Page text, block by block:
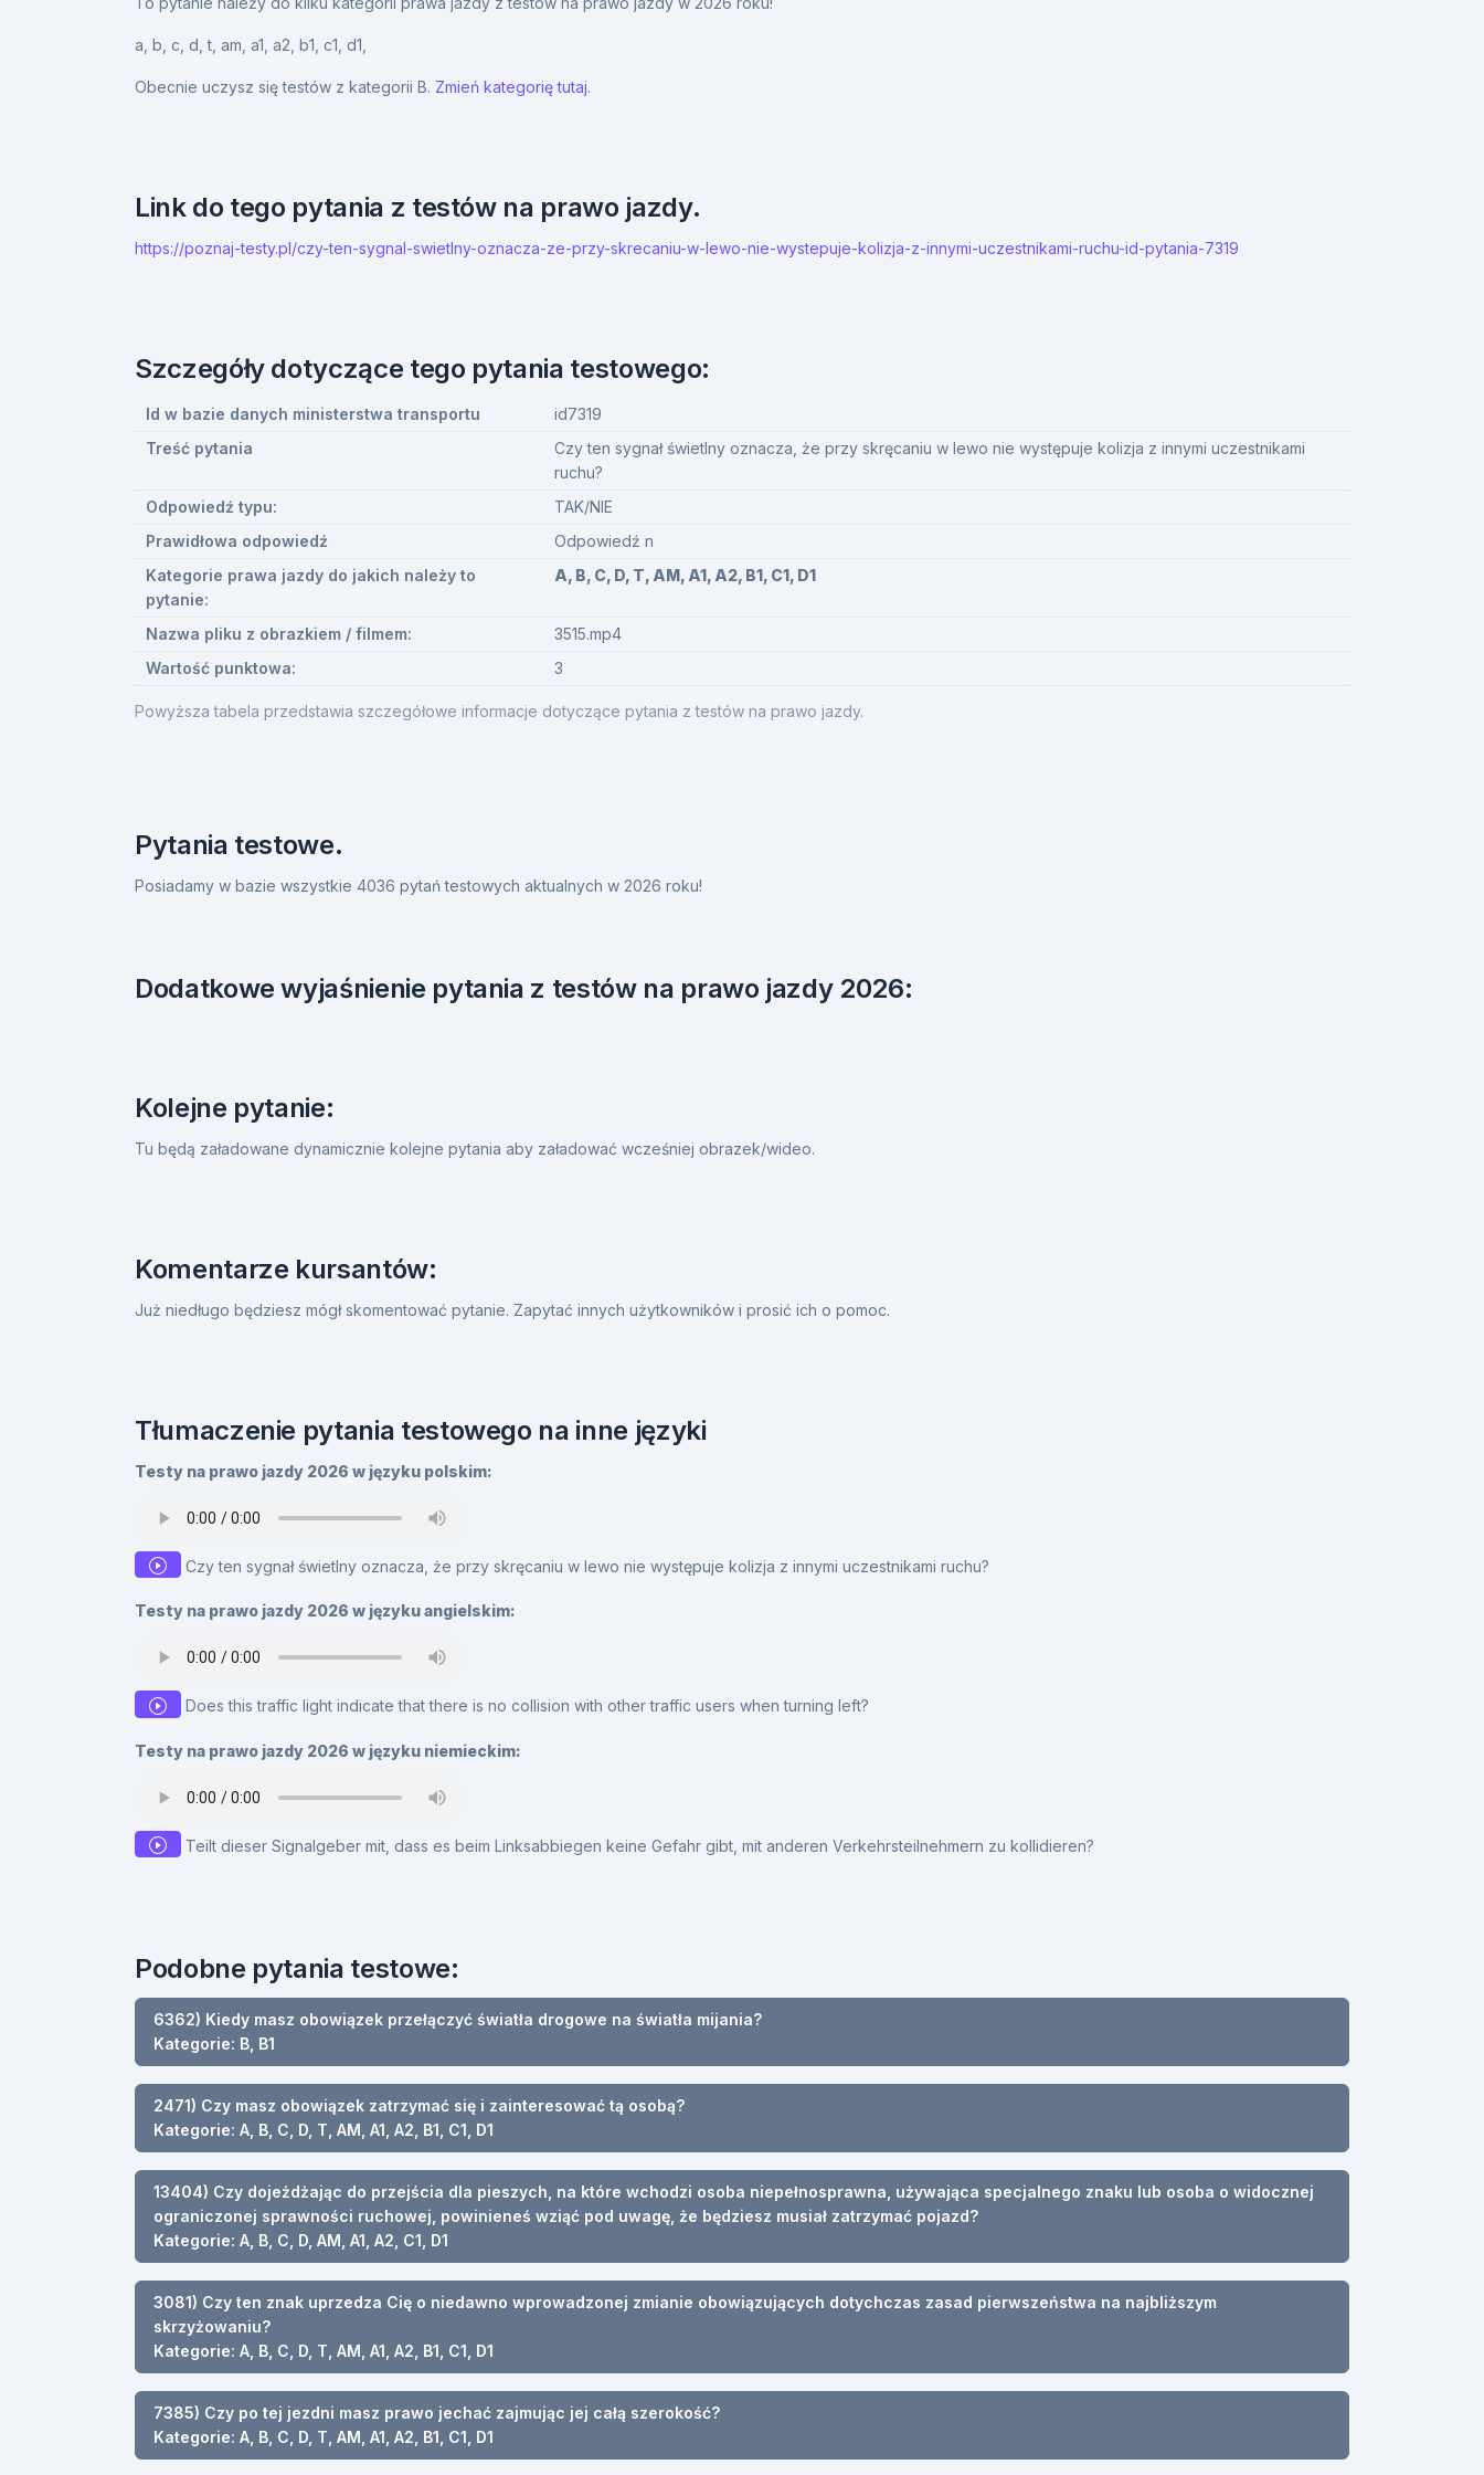
a, b, c, d,t, am, a1, a2, b1, c1, d1,
Obecnie uczysz się testów z kategorii B. Zmień kategorię tutaj.
Link do tego pytania z testów na prawo jazdy.
https://poznaj-testy.pl/czy-ten-sygnal-swietlny-oznacza-ze-przy-skrecaniu-w-lewo-nie-wystepuje-kolizja-z-innymi-uczestnikami-ruchu-id-pytania-7319
Szczegóły dotyczące tego pytania testowego:
Powyższa tabela przedstawia szczegółowe informacje dotyczące pytania z testów na prawo jazdy.
Id w bazie danych ministerstwa transportu
id7319
Treść pytania
Czy ten sygnał świetlny oznacza, że przy skręcaniu w lewo nie występuje kolizja z innymi uczestnikami
ruchu?
Odpowiedź typu:
TAK/NIE
Prawidłowa odpowiedź
Odpowiedź n
Kategorie prawa jazdy do jakich należy to
pytanie:
A, B, C, D, T, AM, A1, A2, B1, C1, D1
Nazwa pliku z obrazkiem / filmem:
3515.mp4
Wartość punktowa:
3
Pytania testowe.
Posiadamy w bazie wszystkie 4036 pytań testowych aktualnych w 2026 roku!
Dodatkowe wyjaśnienie pytania z testów na prawo jazdy 2026:
Kolejne pytanie:
Tu będą załadowane dynamicznie kolejne pytania aby załadować wcześniej obrazek/wideo.
Komentarze kursantów:
Już niedługo będziesz mógł skomentować pytanie. Zapytać innych użytkowników i prosić ich o pomoc.
Tłumaczenie pytania testowego na inne języki
Testy na prawo jazdy 2026 w języku polskim:
Czy ten sygnał świetlny oznacza, że przy skręcaniu w lewo nie występuje kolizja z innymi uczestnikami ruchu?
Testy na prawo jazdy 2026 w języku angielskim:
Does this traffic light indicate that there is no collision with other traffic users when turning left?
Testy na prawo jazdy 2026 w języku niemieckim:
Teilt dieser Signalgeber mit, dass es beim Linksabbiegen keine Gefahr gibt, mit anderen Verkehrsteilnehmern zu kollidieren?
Podobne pytania testowe:
6362) Kiedy masz obowiązek przełączyć światła drogowe na światła mijania?
Kategorie: B, B1
2471) Czy masz obowiązek zatrzymać się i zainteresować tą osobą?
Kategorie: A, B, C, D, T, AM, A1, A2, B1, C1, D1
13404) Czy dojeżdżając do przejścia dla pieszych, na które wchodzi osoba niepełnosprawna, używająca specjalnego znaku lub osoba o widocznej
ograniczonej sprawności ruchowej, powinieneś wziąć pod uwagę, że będziesz musiał zatrzymać pojazd?
Kategorie: A, B, C, D, AM, A1, A2, C1, D1
3081) Czy ten znak uprzedza Cię o niedawno wprowadzonej zmianie obowiązujących dotychczas zasad pierwszeństwa na najbliższym
skrzyżowaniu?
Kategorie: A, B, C, D, T, AM, A1, A2, B1, C1, D1
7385) Czy po tej jezdni masz prawo jechać zajmując jej całą szerokość?
Kategorie: A, B, C, D, T, AM, A1, A2, B1, C1, D1